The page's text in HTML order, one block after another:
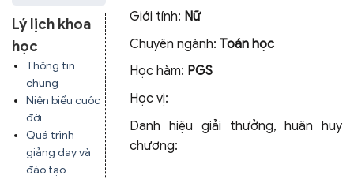
Lý lịch khoa
học
Thông tin
chung
Niên biểu cuộc
đời
Quá trình
giảng dạy và
đào tạo
Giới tính: Nữ
Chuyên ngành: Toán học
Học hàm: PGS
Học vị:
Danh hiệu giải thưởng, huân huy
chương: